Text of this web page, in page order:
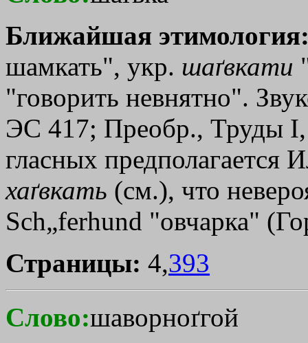
Ближайшая
шамкать", укр. шаґвкати
"говорить невнятно".
ЭС 417; Преобр., Труды I,
гласных
хаґвкать (см.), что
Sch„ferhund "овчарка"
Страницы: 4,393
Слово:шаворноґгой